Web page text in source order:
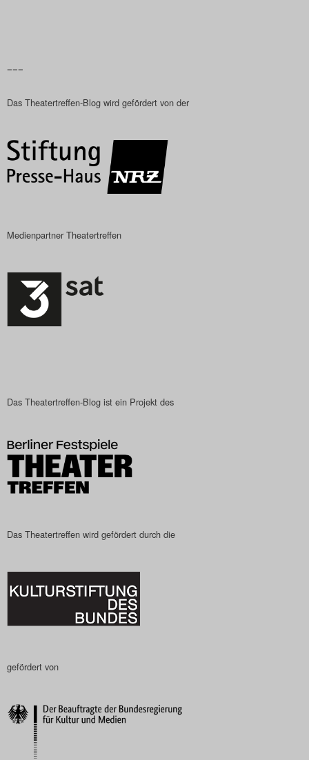
–––
Das Theatertreffen-Blog wird gefördert von der
Medienpartner Theatertreffen
Das Theatertreffen-Blog ist ein Projekt des
Das Theatertreffen wird gefördert durch die
gefördert von